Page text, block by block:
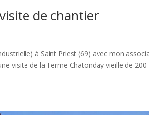
de chantier
à Saint Priest (69) avec mon
visite de la Ferme Chatonday vieille de